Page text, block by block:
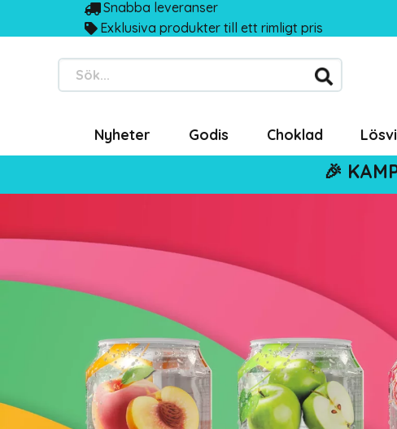
Snabba leveranser
Exklusiva produkter till ett rimligt pris
Sök...
Nyheter Godis Choklad
🎉